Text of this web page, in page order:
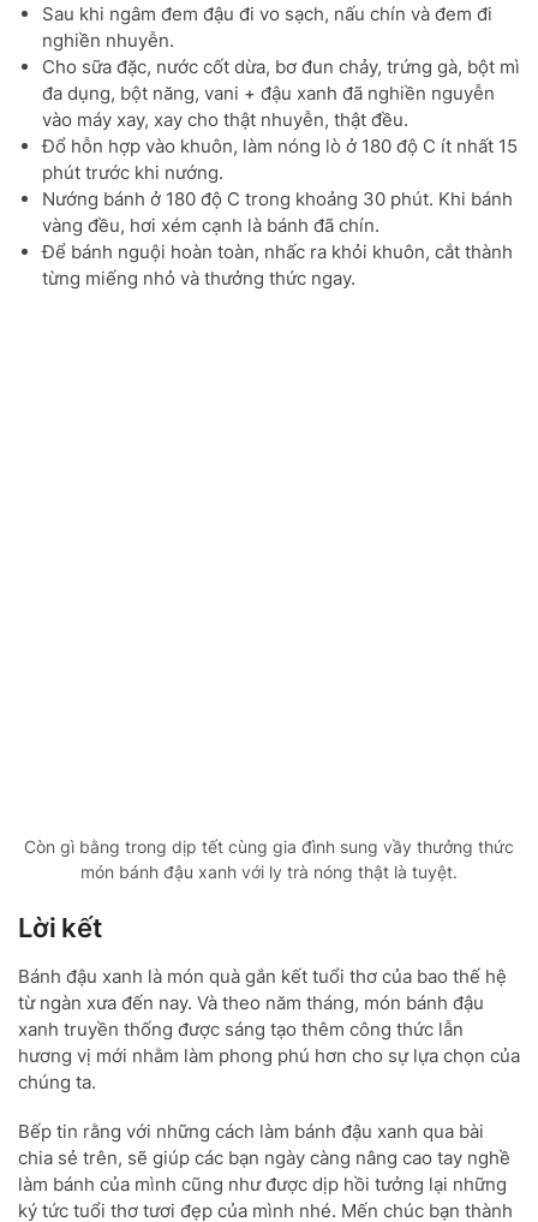
Sau khi ngâm đem đậu đi vo sạch, nấu chín và đem đi
nghiền nhuyễn.
Cho sữa đặc, nước cốt dừa, bơ đun chảy, trứng gà, bột mì
đa dụng, bột năng, vani + đậu xanh đã nghiền nguyễn
vào máy xay, xay cho thật nhuyễn, thật đều.
Đổ hỗn hợp vào khuôn, làm nóng lò ở 180 độ C ít nhất 15
phút trước khi nướng.
Nướng bánh ở 180 độ C trong khoảng 30 phút. Khi bánh
vàng đều, hơi xém cạnh là bánh đã chín.
Để bánh nguội hoàn toàn, nhấc ra khỏi khuôn, cắt thành
từng miếng nhỏ và thưởng thức ngay.
Còn gì bằng trong dịp tết cùng gia đình sung vầy thưởng thức
món bánh đậu xanh với ly trà nóng thật là tuyệt.
Lời kết
Bánh đậu xanh là món quà gắn kết tuổi thơ của bao thế hệ
từ ngàn xưa đến nay. Và theo năm tháng, món bánh đậu
xanh truyền thống được sáng tạo thêm công thức lẫn
hương vị mới nhằm làm phong phú hơn cho sự lựa chọn của
chúng ta.
Bếp tin rằng với những cách làm bánh đậu xanh qua bài
chia sẻ trên, sẽ giúp các bạn ngày càng nâng cao tay nghề
làm bánh của mình cũng như được dịp hồi tưởng lại những
ký tức tuổi thơ tươi đẹp của mình nhé. Mến chúc bạn thành